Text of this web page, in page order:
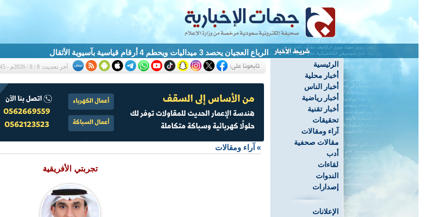
الرباع العجيان يحصد 3 ميداليات ويحطم 4 أرقام قياسية بآسيوية الأثقال
الرئيسية
أخبار محلية
أخبار الناس
أخبار رياضية
أخبار تقنية
تحقيقات
آراء ومقالات
مقالات صحفية
أدب
لقاءات
الندوات
إصدارات
الإعلانات
آخر تحديث: 8 / 8 / 2026م - 1:45 ص
» آراء ومقالات
تجربتي الأفريقية